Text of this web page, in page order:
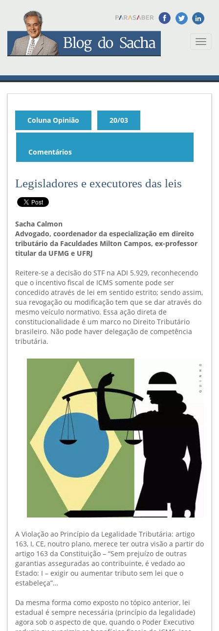
Toggle
Coluna Opinião 20/03
Comentários
Legisladores e executores das leis
Sacha Calmon
Advogado, coordenador da especialização em direito
tributário da Faculdades Milton Campos, ex-professor
titular da UFMG e UFRJ
Reitere-se a decisão do STF na ADI 5.929, reconhecendo
que o incentivo fiscal de ICMS somente pode ser
concedido através de lei em sentido estrito; sendo assim,
sua revogação ou modificação tem que se dar através do
mesmo veículo normativo. Essa ação direta de
constitucionalidade é um marco no Direito Tributário
brasileiro. Não pode haver delegação de competência
tributária.
A Violação ao Princípio da Legalidade Tributária: artigo
163, I, CE, noutro plano, merece ter outra visão a partir do
artigo 163 da Constituição – “Sem prejuízo de outras
garantias asseguradas ao contribuinte, é vedado ao
Estado: I – exigir ou aumentar tributo sem lei que o
estabeleça”…
Da mesma forma como exposto no tópico anterior, lei
estadual é sempre necessária (princípio da legalidade)
agora sob o aspecto de que, quando o Poder Executivo